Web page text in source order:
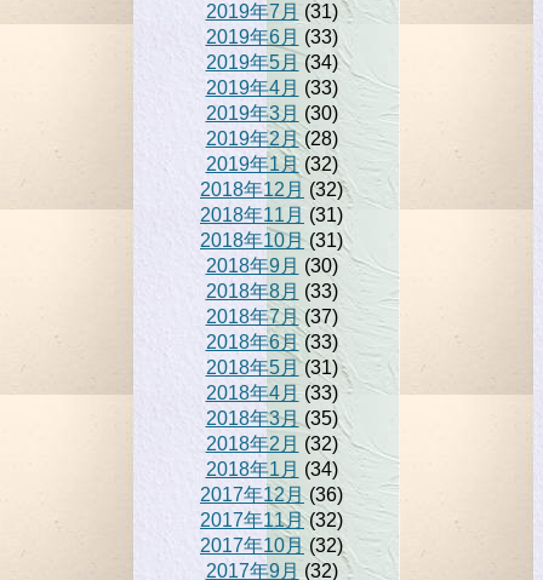
2019年7月 (31)
2019年6月 (33)
2019年5月 (34)
2019年4月 (33)
2019年3月 (30)
2019年2月(28)
2019年1月(32)
2018年12月 (32)
2018年11月 (31)
2018年10月 (31)
2018年9月 (30)
2018年8月 (33)
2018年7月(37)
2018年6月(33)
2018年5月(31)
2018年4月(33)
2018年3月(35)
2018年2月 (32)
2018年1月 (34)
2017年12月(36)
2017年11月(32)
2017年10月 (32)
2017年9月 (32)